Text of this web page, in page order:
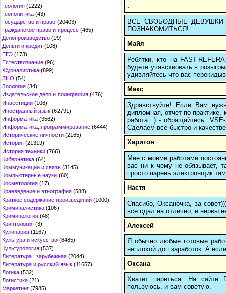
Геология (1222)
Геополитика (43)
Государство и право (20403)
Гражданское право и процесс (465)
Делопроизводство (19)
Деньги и кредит (108)
ЕГЭ (173)
Естествознание (96)
Журналистика (899)
ЗНО (54)
Зоология (34)
Издательское дело и полиграфия (476)
Инвестиции (106)
Иностранный язык (62791)
Информатика (3562)
Информатика, программирование (6444)
Исторические личности (2165)
История (21319)
История техники (766)
Кибернетика (64)
Коммуникации и связь (3145)
Компьютерные науки (60)
Косметология (17)
Краеведение и этнография (588)
Краткое содержание произведений (1000)
Криминалистика (106)
Криминология (48)
Криптология (3)
Кулинария (1167)
Культура и искусство (8485)
Культурология (537)
Литература : зарубежная (2044)
Литература и русский язык (11657)
Логика (532)
Логистика (21)
Маркетинг (7985)
.
ВСЕ СВОБОДНЫЕ ДЕВУШКИ
ПОЗНАКОМИТЬСЯ!
Майя
Ребятки, кто на FAST-
будете учавствовать в
удивляйтесь что вас
Макс
Здравствуйте! Если Вам
дипломная, отчет по
работа...) - обращайтесь:
Сделаем все быстро и
Харитон
Мне с моими работами
вас ни к чему не обязывает,
просто парень электронщик
Настя
Спасибо, Оксаночка, за
все сдал на отлично, и нервы
Алексей
Я обычно любые готовые
неплохой доп.заработок. А
Оксана
Хватит париться. На
пользуюсь, и вам советую.